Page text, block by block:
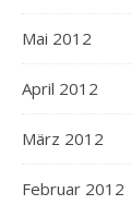
Mai 2012
April 2012
März 2012
Februar 2012